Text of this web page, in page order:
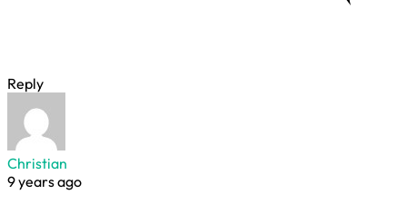
Reply
Christian
9 years ago